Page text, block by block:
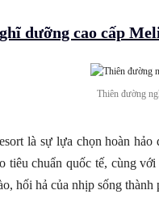
dưỡng cao cấp
Thiên đường
là sự lựa chọn hoàn
tiêu chuẩn quốc tế, cùng
hối hả của nhịp sống thành